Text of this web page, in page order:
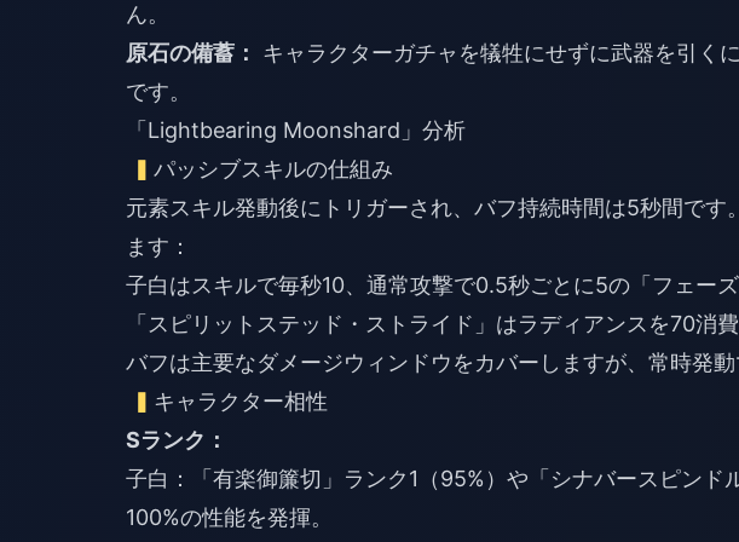
ん。
原石の備蓄：
キャラクターガチャを犠牲にせずに武器を引く
です。
「Lightbearing Moonshard」分析
パッシブスキルの仕組み
元素スキル発動後にトリガーされ、バフ持続時間は5秒間で
ます：
子白はスキルで毎秒10、通常攻撃で0.5秒ごとに5の「フェー
「スピリットステッド・ストライド」はラディアンスを70消
バフは主要なダメージウィンドウをカバーしますが、常時発動
キャラクター相性
Sランク：
子白：「有楽御簾切」ランク1（95%）や「シナバースピンド
100%の性能を発揮。